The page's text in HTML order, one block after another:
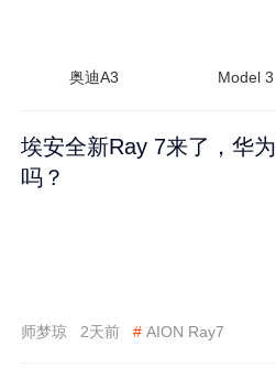
奥迪A3 Model 3
埃安全新Ray 7来了，华
吗？
师梦琼 2天前 # AION Ray7